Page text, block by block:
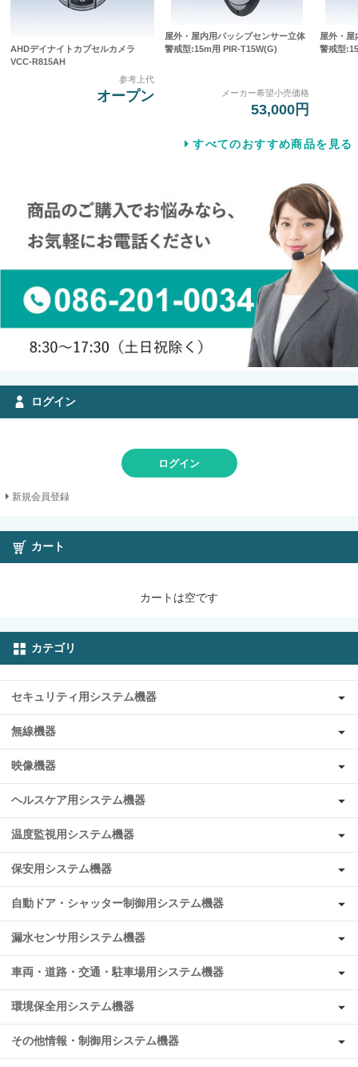
AHDデイナイトカプセルカメラ
VCC-R815AH
参考上代
オープン
屋外・屋内用パッシブセンサー立体
警戒型:15m用 PIR-T15W(G)
メーカー希望小売価格
53,000円
屋外・屋
警戒型
すべてのおすすめ商品を見る
ログイン
ログイン
新規会員登録
カート
カートは空です
カテゴリ
セキュリティ用システム機器
無線機器
映像機器
ヘルスケア用システム機器
温度監視用システム機器
保安用システム機器
自動ドア・シャッター制御用システム機器
漏水センサ用システム機器
車両・道路・交通・駐車場用システム機器
環境保全用システム機器
その他情報・制御用システム機器